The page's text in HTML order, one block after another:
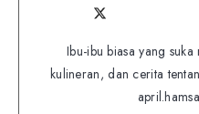
on
me
on
Facebook
Ibu-ibu biasa yang
kulineran, dan cerita